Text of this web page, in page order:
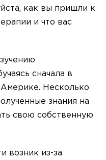
как вы пришли к
и что вас
сначала в
Несколько
знания на
свою собственную
возник из-за